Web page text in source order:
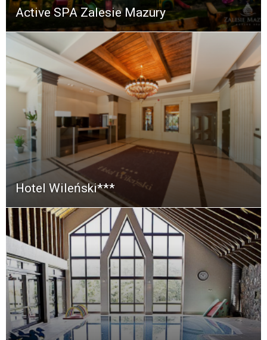
Active SPA Zalesie Mazury
Hotel Wileński***